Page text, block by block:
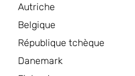
Autriche
Belgique
République tchèque
Danemark